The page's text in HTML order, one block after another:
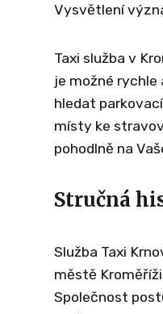
Vysvětlení
Taxi služba v
je možné
hledat
místy ke
pohodlně na
Stručná
Služba Taxi
městě
Společnost